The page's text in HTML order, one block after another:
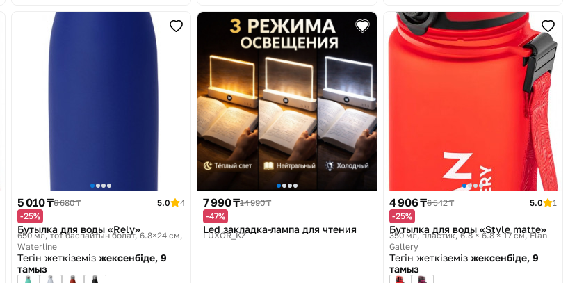
5 010 ₸6 680 ₸ 5.0
4
-25%
Бутылка для воды «Rely»
650 мл, тот баспайтын болат, 6.8×24 см
Waterline
Тегін жеткіземіз жексенбіде, 9
тамыз
7 990 ₸14 990 ₸
-47%
Led закладка-лампа для чтения
LUXOR_KZ
4 906 ₸6 542 ₸ 5.0
1
-25%
Бутылка для воды «Style matte»
350 мл, пластик, 6.8 × 6.8 × 17 см Elan
Gallery
Тегін жеткіземіз жексенбіде, 9
тамыз